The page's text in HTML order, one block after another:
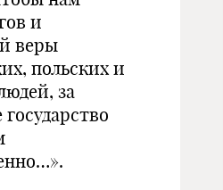
и
веры
польских и
за